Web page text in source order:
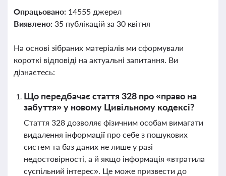
Опрацьовано: 14555 джерел
Виявлено: 35 публікацій за 30 квітня
На основі зібраних матеріалів ми сформували
короткі відповіді на актуальні запитання. Ви
дізнаєтесь:
Що передбачає стаття 328 про «право на
забуття» у новому Цивільному кодексі?
Стаття 328 дозволяє фізичним особам вимагати
видалення інформації про себе з пошукових
систем та баз даних не лише у разі
недостовірності, а й якщо інформація «втратила
суспільний інтерес». Це може призвести до